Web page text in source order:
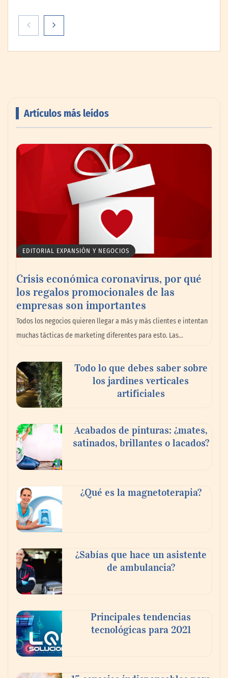
impulsando la colaboración en el sector
La omnicanalidad redefine la forma de
planear viajes en México
buscan proyectar talento mexicano y
fortalecer el turismo médico
En el Día de la Cerveza, Grupo Modelo
Artículos más leídos
EDITORIAL EXPANSIÓN Y NEGOCIOS
Crisis económica coronavirus, por qué
los regalos promocionales de las
empresas son importantes
Todos los negocios quieren llegar a más y más clientes e intentan
muchas tácticas de marketing diferentes para esto. Las…
Todo lo que debes saber sobre
los jardines verticales
artificiales
Acabados de pinturas: ¿mates,
satinados, brillantes o lacados?
¿Qué es la magnetoterapia?
¿Sabías que hace un asistente
de ambulancia?
Principales tendencias
tecnológicas para 2021